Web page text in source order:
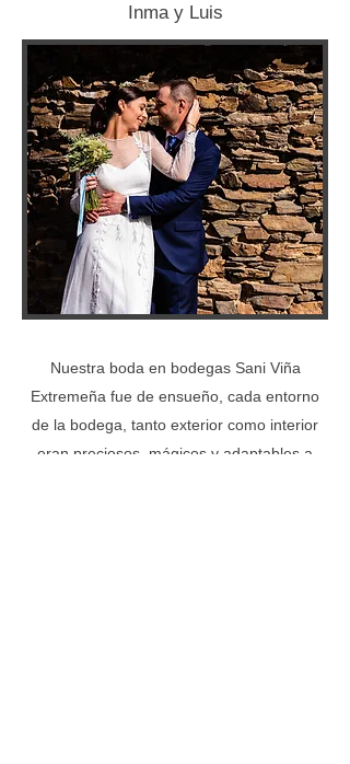
Inma y Luis
Nuestra boda en bodegas Sani Viña
Extremeña fue de ensueño, cada entorno
de la bodega, tanto exterior como interior
eran preciosos, mágicos y adaptables a